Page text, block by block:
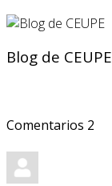
Blog de CEUPE
Comentarios 2